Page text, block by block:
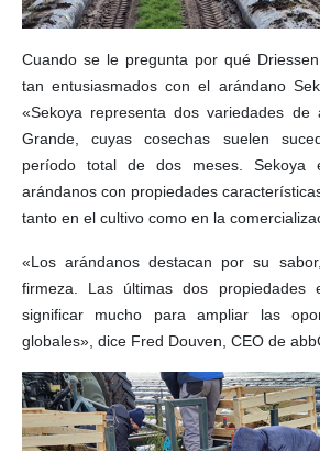
Cuando se le pregunta por qué
tan entusiasmados con el arándano
«Sekoya representa dos variedades de
Grande, cuyas cosechas suelen
período total de dos meses. Sekoya
arándanos con propiedades
tanto en el cultivo como en la
«Los arándanos destacan por su
firmeza. Las últimas dos propiedades
significar mucho para ampliar las
globales», dice Fred Douven, CEO de